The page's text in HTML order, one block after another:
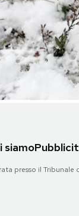
siamo
presso il